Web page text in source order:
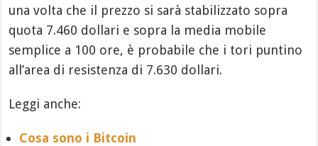
una volta che il prezzo si sarà stabilizzato sopra
quota 7.460 dollari e sopra la media mobile
semplice a 100 ore, è probabile che i tori puntino
all’area di resistenza di 7.630 dollari.
Leggi anche:
Cosa sono i Bitcoin